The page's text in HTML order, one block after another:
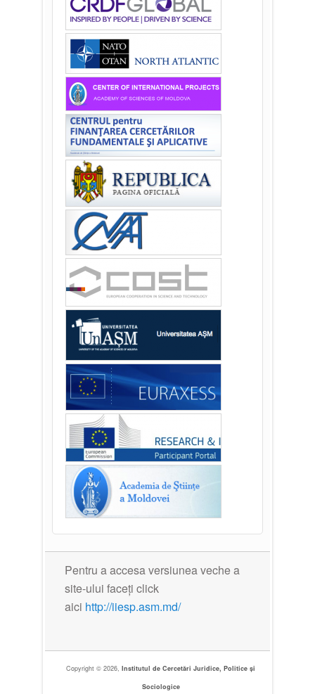
Pentru a accesa versiunea veche a
site-ului faceți click
aici http://iiesp.asm.md/
Copyright © 2026,Institutul de Cercetări Juridice, Politice și
Sociologice